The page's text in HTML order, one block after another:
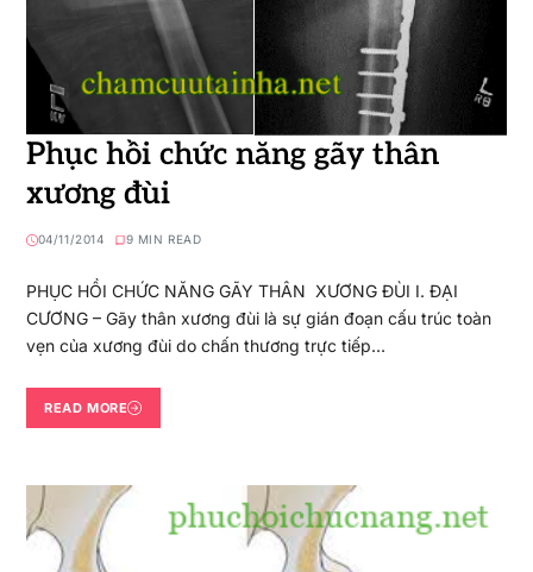
Phục hồi chức năng gãy thân
xương đùi
04/11/2014 9 MIN READ
PHỤC HỒI CHỨC NĂNG GÃY THÂN XƯƠNG ĐÙI I. ĐẠI
CƯƠNG – Gãy thân xương đùi là sự gián đoạn cấu trúc toàn
vẹn của xương đùi do chấn thương trực tiếp…
READ MORE